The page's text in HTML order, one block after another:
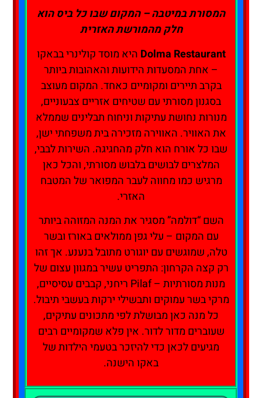
המסורת במיטבה – המקום שבו כל ביס הוא
חלק מהמורשת האזרית
Dolma Restaurant היא מוסד קולינרי בבאקו
– אחת המסעדות הידועות והאהובות ביותר
בקרב תיירים ומקומיים כאחד. המקום מעוצב
בסגנון מסורתי עם שטיחים אזריים צבעוניים,
מנורות נחושת עתיקות וניחוח תבלינים שממלא
את האוויר. האווירה מזכירה בית משפחתי ישן,
שבו כל אורח הוא חלק מהחגיגה. השירות לבבי,
המלצרים לבושים בלבוש מסורתי, והכל כאן
מרגיש כמו מחווה לעבר המפואר של המטבח
האזרי.
השם “דולמה” מסגיר את המנה המזוהה ביותר
עם המקום – עלי גפן ממולאים באורז ובשר
טלה, שמוגשים עם יוגורט מתובל בנענע. אך זהו
רק קצה הקרחון: התפריט עשיר במגוון עצום של
מנות מסורתיות – Pilaf ריחני, קבבים עסיסיים,
מרקי בשר עמוקים ותבשילי ירקות בעשבי תיבול.
כל מנה כאן מבושלת לפי מתכונים עתיקים,
שעוברים מדור לדור. אין פלא שמקומיים רבים
מגיעים לכאן כדי להיזכר בטעמי הילדות של
באקו הישנה.